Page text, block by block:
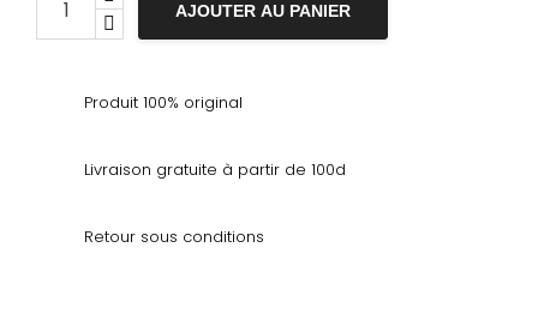
AJOUTER AU PANIER
Produit 100% original
Livraison gratuite à partir de 100d
Retour sous conditions